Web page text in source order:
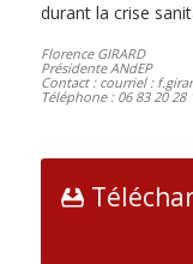
durant la crise
Florence GIRARD
Présidente ANdEP
Contact : courriel :
Téléphone : 06 83 20 28